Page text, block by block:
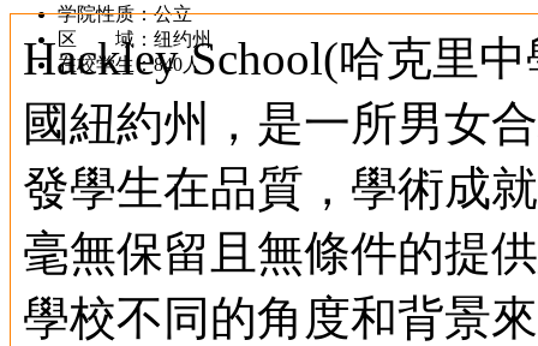
学院性质：公立
区 域：纽约州
在校学生：840人
Hackley School(哈克里
國紐約州，是一所男女
發學生在品質，學術成
毫無保留且無條件的提
學校不同的角度和背景